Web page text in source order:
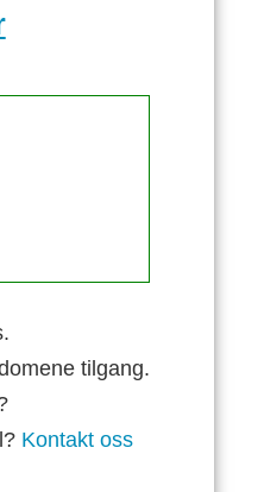
tilgang.
Kontakt oss